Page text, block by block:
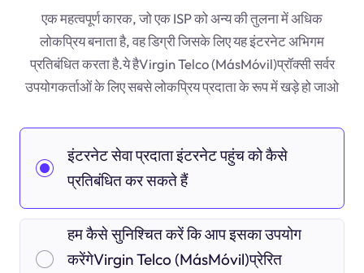
एक महत्वपूर्ण कारक, जो एक ISP को अन्य की तुलना में अधिक
लोकप्रिय बनाता है, वह डिग्री जिसके लिए यह इंटरनेट अभिगम
प्रतिबंधित करता है.ये हैVirgin Telco (MásMóvil)प्रॉक्सी सर्वर
उपयोगकर्ताओं के लिए सबसे लोकप्रिय प्रदाता के रूप में खड़े हो जाओ
इंटरनेट सेवा प्रदाता इंटरनेट पहुंच को कैसे
प्रतिबंधित कर सकते हैं
हम कैसे सुनिश्चित करें कि आप इसका उपयोग
करेंगेVirgin Telco (MásMóvil)प्रेरित